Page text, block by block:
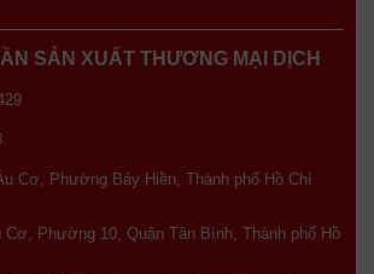
SẢN XUẤT THƯƠNG MẠI DỊCH
Cơ, Phường Bảy Hiền, Thành phố Hồ Chí
Cơ, Phường 10, Quận Tân Bình, Thành phố Hồ